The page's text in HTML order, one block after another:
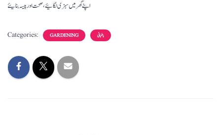
اپنے گھر میں سبزی لگائیے، صحت اور پیسہ بنایئے
Categories: GARDENING باغبانی